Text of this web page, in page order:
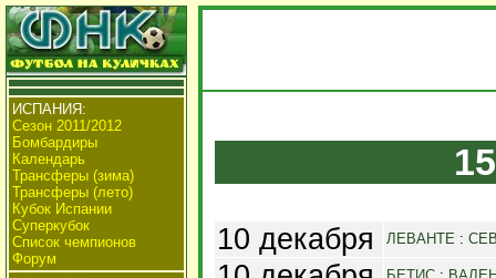
ИСПАНИЯ:
Сезон 2011/2012
Бомбардиры
Календарь
Трансферы (зима)
Трансферы (лето)
Кубок Испании
Суперкубок
Список чемпионов
Форум
10 декабря ЛЕВАНТЕ :